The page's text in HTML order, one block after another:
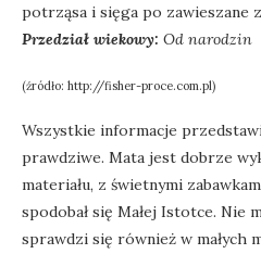
potrząsa i sięga po zawieszane
Przedział wiekowy: Od narodzin
(źródło: http://fisher-proce.com.pl)
Wszystkie informacje
prawdziwe. Mata jest dobrze
materiału, z świetnymi
spodobał się Małej Istotce. Nie
sprawdzi się również w małych